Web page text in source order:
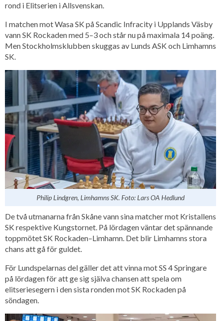
rond i Elitserien i Allsvenskan.
I matchen mot Wasa SK på Scandic Infracity i Upplands Väsby
vann SK Rockaden med 5–3 och står nu på maximala 14 poäng.
Men Stockholmsklubben skuggas av Lunds ASK och Limhamns
SK.
Philip Lindgren, Limhamns SK. Foto: Lars OA Hedlund
De två utmanarna från Skåne vann sina matcher mot Kristallens
SK respektive Kungstornet. På lördagen väntar det spännande
toppmötet SK Rockaden–Limhamn. Det blir Limhamns stora
chans att gå för guldet.
För Lundspelarnas del gäller det att vinna mot SS 4 Springare
på lördagen för att ge sig själva chansen att spela om
elitseriesegern i den sista ronden mot SK Rockaden på
söndagen.